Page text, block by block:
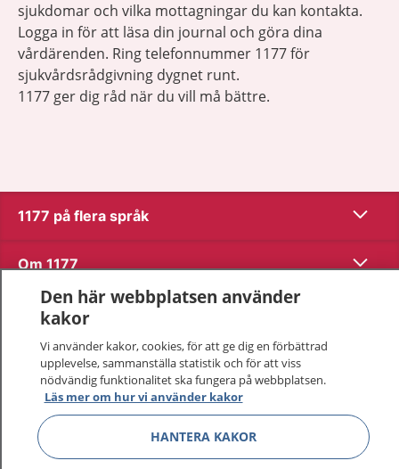
sjukdomar och vilka mottagningar du kan kontakta.
Logga in för att läsa din journal och göra dina
vårdärenden. Ring telefonnummer 1177 för
sjukvårdsrådgivning dygnet runt.
1177 ger dig råd när du vill må bättre.
1177 på flera språk Visa
Om 1177 Visa
Kontakt
Behandling av personuppgifter
Hantering av kakor
Den här webbplatsen använder
kakor
Vi använder kakor, cookies, för att ge dig en förbättrad
upplevelse, sammanställa statistik och för att viss
nödvändig funktionalitet ska fungera på webbplatsen.
Läs mer om hur vi använder kakor
HANTERA KAKOR